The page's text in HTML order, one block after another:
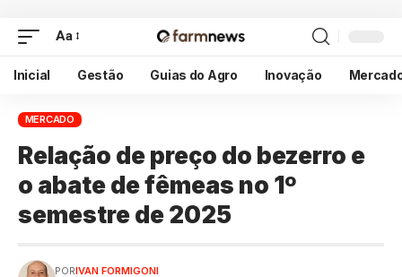
Aa
Inicial Gestão Guias do Agro Inovação
MERCADO
Relação de preço do bezerro e
o abate de fêmeas no 1º
semestre de 2025
PORIVAN FORMIGONI